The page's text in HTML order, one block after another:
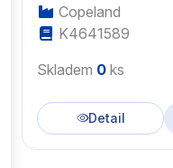
Copeland
K4641589
Skladem 0 ks
Detail